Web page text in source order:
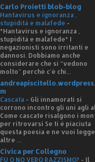
Carlo Proietti blob-blog
Hantavirus e ignoranza ,
stupidità e malafede -
*Hantavirus e ignoranza ,
stupidità e malafede* I
negazionisti sono irritanti e
dannosi. Dobbiamo anche
considerare che si “vedono
molto” perché c'è chi...
m
Cascata - Gli innamorati si
corrono incontro gli uni agli
Come cascate risalgono i
per ritrovarsi Se ti è piaciuta
questa poesia e ne vuoi
altre ...
Civica per Collegno
FU O NO VERO RAZZISMO? - Il